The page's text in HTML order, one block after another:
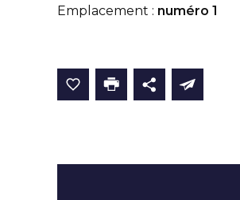
Emplacement : numéro 1